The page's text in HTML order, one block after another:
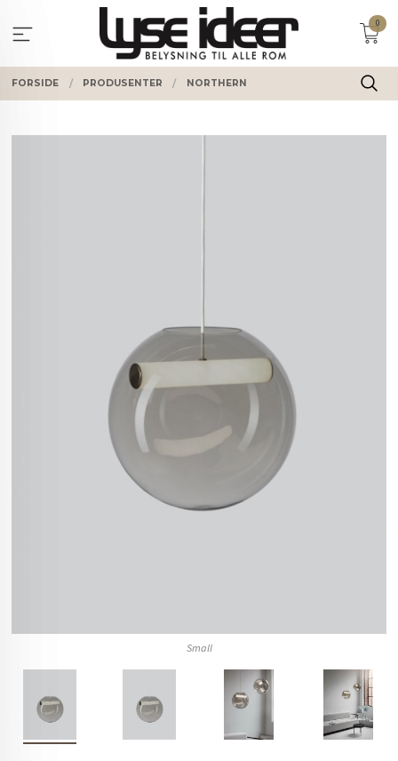
innholdet
0
FORSIDE PRODUSENTER NORTHERN
Small